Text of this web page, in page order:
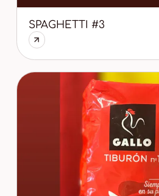
SPAGHETTI #3